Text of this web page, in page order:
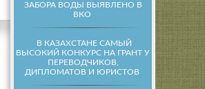
ЗАБОРА ВОДЫ ВЫЯВЛЕНО В
ВКО
В КАЗАХСТАНЕ САМЫЙ
ВЫСОКИЙ КОНКУРС НА ГРАНТ У
ПЕРЕВОДЧИКОВ,
ДИПЛОМАТОВ И ЮРИСТОВ